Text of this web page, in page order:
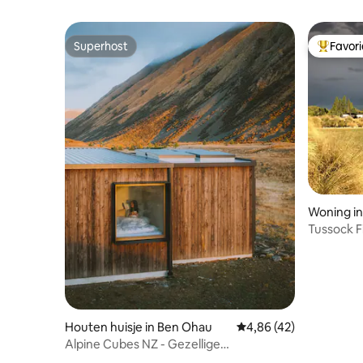
Superhost
Superhost
Houten huisje in Ben Ohau Gemiddelde
4,86 (42)
Alpine Cubes NZ - Gezellige
Woning
Tussock